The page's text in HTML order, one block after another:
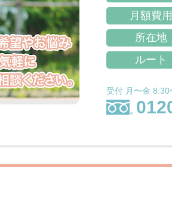
月額費用
所在地
ルート
受付 月〜金